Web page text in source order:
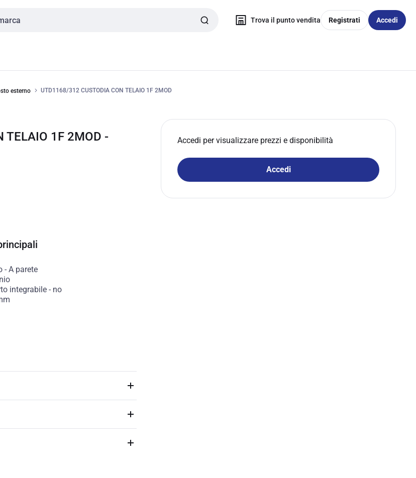
Trova il punto vendita Registrati Accedi
esterno UTD1168/312 CUSTODIA CON TELAIO 1F 2MOD
TELAIO 1F 2MOD -
Accedi per visualizzare prezzi e disponibilità
Accedi
- A parete
integrabile- no